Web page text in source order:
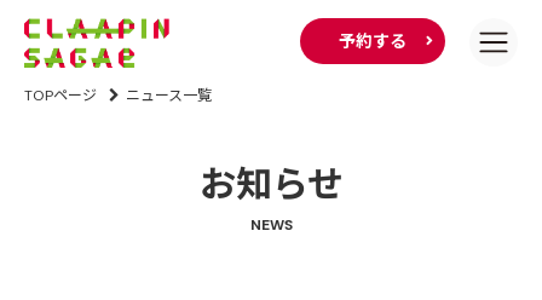
予約する
TOPページ ニュース一覧
お知らせ
NEWS